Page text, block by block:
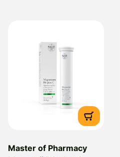
Master of Pharmacy